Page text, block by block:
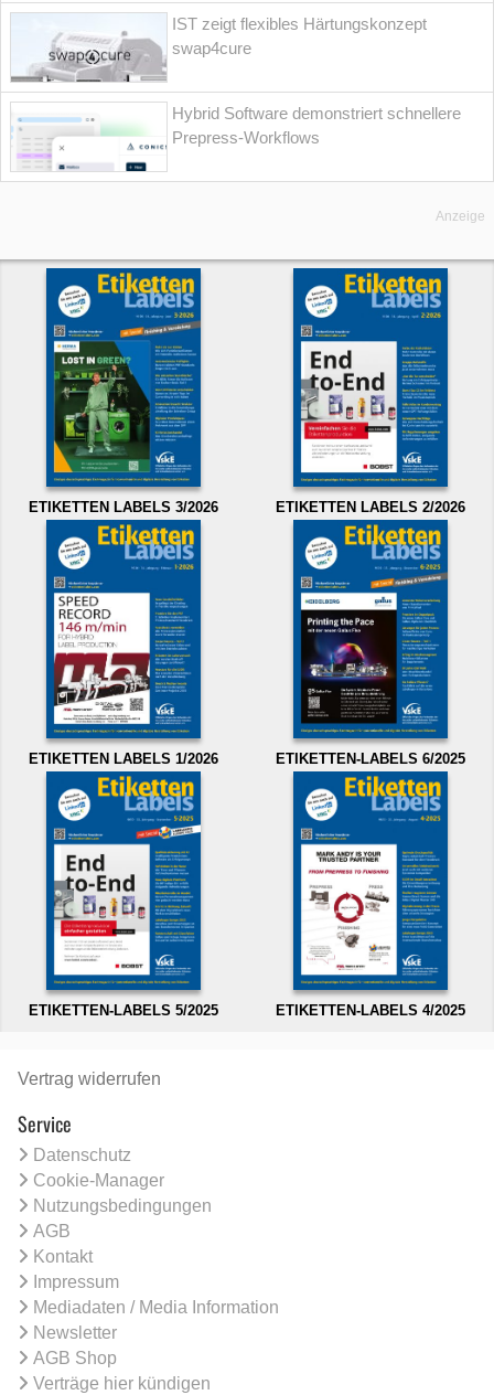
IST zeigt flexibles Härtungskonzept
swap4cure
Hybrid Software demonstriert schnellere
Prepress-Workflows
Anzeige
ETIKETTEN LABELS 3/2026 ETIKETTEN LABELS 2/2026
ETIKETTEN LABELS 1/2026 ETIKETTEN-LABELS 6/2025
ETIKETTEN-LABELS 5/2025 ETIKETTEN-LABELS 4/2025
Vertrag widerrufen
Service
Datenschutz
Cookie-Manager
Nutzungsbedingungen
AGB
Kontakt
Impressum
Mediadaten / Media Information
Newsletter
AGB Shop
Verträge hier kündigen